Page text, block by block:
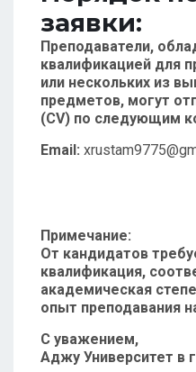
заявки:
Преподаватели,
квалификацией для
или нескольких из
предметов, могут
(CV) по следующим
Email:
Примечание:
От кандидатов
квалификация,
академическая
опыт преподавания
С уважением,
Аджу Университет в